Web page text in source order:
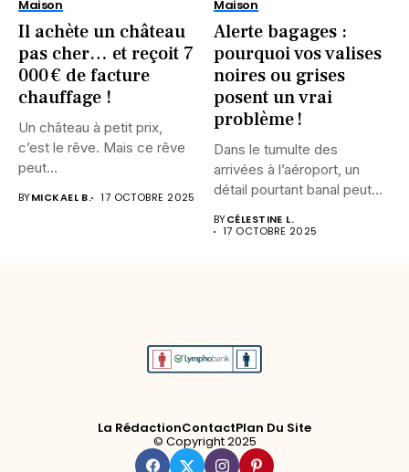
Maison
Il achète un château
pas cher… et reçoit 7
000 € de facture
chauffage !
Un château à petit prix,
c’est le rêve. Mais ce rêve
peut...
BYMICKAEL B. 17 OCTOBRE 2025
Maison
Alerte bagages :
pourquoi vos valises
noires ou grises
posent un vrai
problème !
Dans le tumulte des
arrivées à l’aéroport, un
détail pourtant banal peut...
BYCÉLESTINE L.
17 OCTOBRE 2025
La RédactionContactPlan Du Site
© Copyright 2025